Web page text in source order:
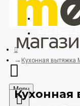
Регистрация
+375 33 673
Menu
Кухонная вытяжка
Кухонная